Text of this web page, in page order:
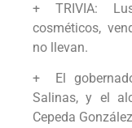
+ TRIVIA:
cosméticos,
no llevan.
+ El
Salinas, y el
Cepeda